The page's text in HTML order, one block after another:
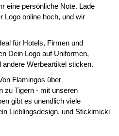
eine persönliche Note. Lade
Logo online hoch, und wir
für Hotels, Firmen und
Dein Logo auf Uniformen,
andere Werbeartikel sticken.
Flamingos über
zu Tigern - mit unseren
gibt es unendlich viele
Lieblingsdesign, und Stickimicki